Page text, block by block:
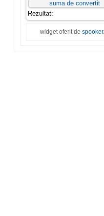
Rezultat:
widget oferit de